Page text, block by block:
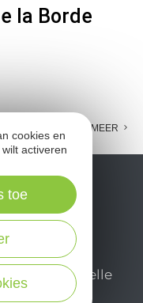
la Borde
MEER
mensuelle
cookies en
activeren
toe